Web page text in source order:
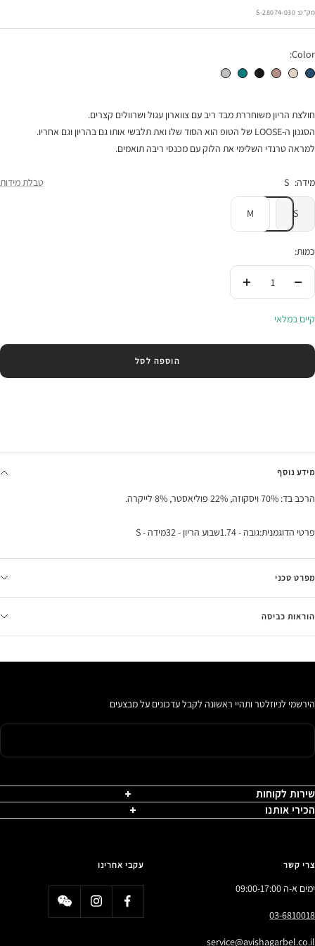
בהנחה
מק"ט: 28074-030-S
Color:
חולצת הריון אורי כחולחולצת הריון אורי אבן חולצת הריון אורי מוקהחולצת הריון אורי שחורחולצת הריון אורי ירוק אצה חולצת הריון אורי אפור מלאנז'
חולצת הריון משוחררת מבד ריב עם צווארון עגול ושרוולים קצרים.
הסגנון ה-LOOSE של הטופ הוא הסוד שלו ואת תלבשי אותו גם בהריון וגם אחריו.
למראה טרנדי השלימי את הלוק עם מכנסי ריבה תואמים.
מידה: S טבלת מידות
S
M
כמות:
העלי
קיים במלאי
הוספה לסל
מידע נוסף
הרכב בד: 70% ויסקוזה, 22% פוליאסטר, 8% לייקרה.
פרטי הדוגמנית:גובה - 1.74שבוע הריון - 32מידה - S
מפרט טכני
הוראות כביסה
הירשמי לניוזלטר ותהיי ראשונה לקבל עדכונים על מבצעים
שירות לקוחות
הכירי אותנו
צרי קשר
ימים א-ה 09:00-17:00
03-6810018
service@avishagarbel.co.il
עקבי אחרינו